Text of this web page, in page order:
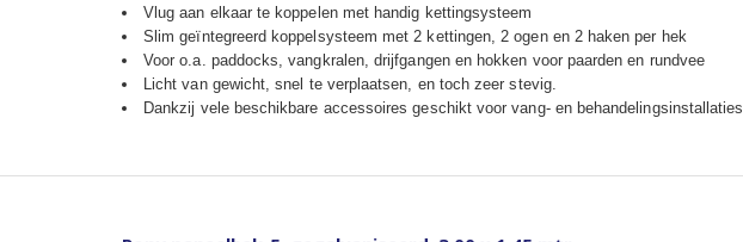
Vlug aan elkaar te koppelen met handig kettingsysteem
Slim geïntegreerd koppelsysteem met 2 kettingen, 2 ogen en 2 haken per hek
Voor o.a. paddocks, vangkralen, drijfgangen en hokken voor paarden en rundvee
Licht van gewicht, snel te verplaatsen, en toch zeer stevig.
Dankzij vele beschikbare accessoires geschikt voor vang- en behandelingsinstallaties